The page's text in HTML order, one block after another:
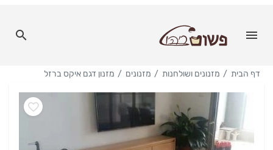
דף הבית מזנונים ושולחנות מזנונים מזנון דגם איקס ברזל